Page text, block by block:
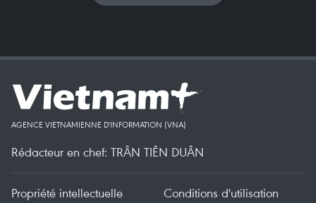
AGENCE VIETNAMIENNE D'INFORMATION (VNA)
Rédacteur en chef: TRÂN TIÊN DUÂN
Propriété intellectuelle Conditions d'utilisation